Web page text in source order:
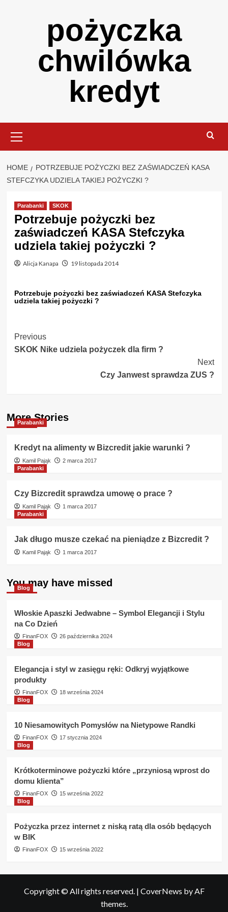
pożyczka
chwilówka
kredyt
Menu
HOME
POTRZEBUJE POŻYCZKI BEZ ZAŚWIADCZEŃ KASA
STEFCZYKA UDZIELA TAKIEJ POŻYCZKI ?
Parabanki SKOK
Potrzebuje pożyczki bez
zaświadczeń KASA Stefczyka
udziela takiej pożyczki ?
Alicja Kanapa 19 listopada 2014
Potrzebuje pożyczki bez zaświadczeń KASA Stefczyka
udziela takiej pożyczki ?
Post
Navigation
Previous
SKOK Nike udziela pożyczek dla firm ?
Next
Czy Janwest sprawdza ZUS ?
More Stories
Parabanki
Kredyt na alimenty w Bizcredit jakie warunki ?
Kamil Pająk
2 marca 2017
Parabanki
Czy Bizcredit sprawdza umowę o prace ?
Kamil Pająk
1 marca 2017
Parabanki
Jak długo musze czekać na pieniądze z Bizcredit ?
Kamil Pająk 1 marca 2017
You may have missed
Blog
Włoskie Apaszki Jedwabne – Symbol Elegancji i Stylu
na Co Dzień
FinanFOX
26 października 2024
Blog
Elegancja i styl w zasięgu ręki: Odkryj wyjątkowe
produkty
FinanFOX
18 września 2024
Blog
10 Niesamowitych Pomysłów na Nietypowe Randki
FinanFOX
17 stycznia 2024
Blog
Krótkoterminowe pożyczki które „przyniosą wprost do
domu klienta”
FinanFOX
15 września 2022
Blog
Pożyczka przez internet z niską ratą dla osób będących
w BIK
FinanFOX 15 września 2022
Copyright © All rights reserved. | CoverNews by AF
themes.